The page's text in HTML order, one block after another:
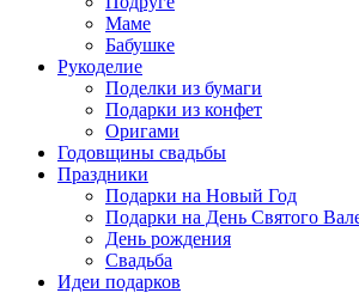
Маме
Бабушке
Рукоделие
Поделки из бумаги
Подарки из конфет
Оригами
Годовщины свадьбы
Праздники
Подарки на Новый Год
Подарки на День Святого
День рождения
Свадьба
Идеи подарков